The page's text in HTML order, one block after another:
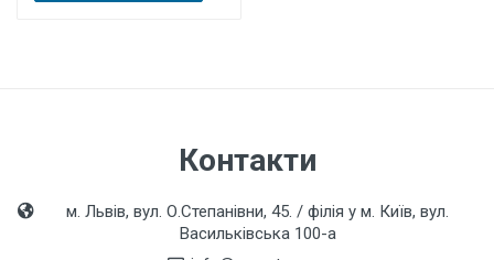
Контакти
м. Львів, вул. О.Степанівни, 45. / філія у м. Київ, вул.
Васильківська 100-а